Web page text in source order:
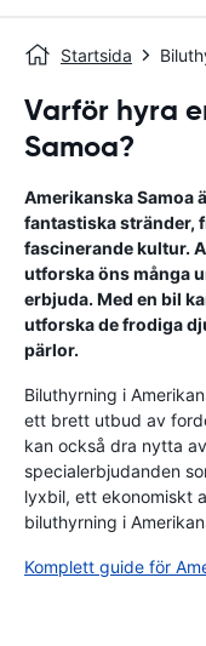
Startsida
Varför hyra
Samoa?
Amerikanska Samoa
fantastiska stränder,
fascinerande kultur.
utforska öns många
erbjuda. Med en bil
utforska de frodiga
pärlor.
Biluthyrning i
ett brett utbud av
kan också dra nytta
specialerbjudanden
lyxbil, ett ekonomiskt
biluthyrning i
Komplett guide för